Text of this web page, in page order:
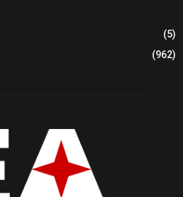
(5)
(962)